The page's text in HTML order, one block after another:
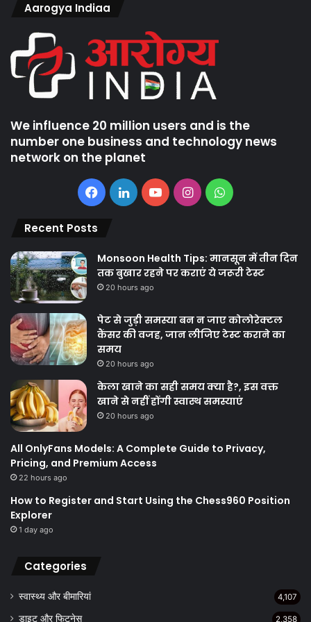
Aarogya Indiaa
We influence 20 million users and is the
number one business and technology news
network on the planet
Facebook
LinkedInYouTubeInstagramWhatsApp
Recent Posts
Monsoon Health Tips: मानसून में तीन दिन
तक बुखार रहने पर कराएं ये जरूरी टेस्ट
20 hours ago
पेट से जुड़ी समस्या बन न जाए कोलोरेक्टल
कैंसर की वजह, जान लीजिए टेस्ट कराने का
समय
20 hours ago
केला खाने का सही समय क्‍या है?, इस वक्त
खाने से नहीं होंगी स्वास्थ समस्याएं
20 hours ago
All OnlyFans Models: A Complete Guide to Privacy,
Pricing, and Premium Access
22 hours ago
How to Register and Start Using the Chess960 Position
Explorer
1 day ago
Categories
स्वास्थ्य और बीमारियां 4,107
डाइट और फिटनेस 2,358